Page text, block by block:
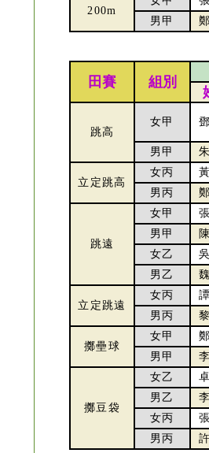
200m
男甲
田賽 組別
跳高
女甲
男甲
立定跳高
女丙
男丙
跳遠
女甲
男甲
女乙
男乙
立定跳遠
女丙
男丙
擲壘球
女甲
男甲
擲豆袋
女乙
男乙
女丙
男丙